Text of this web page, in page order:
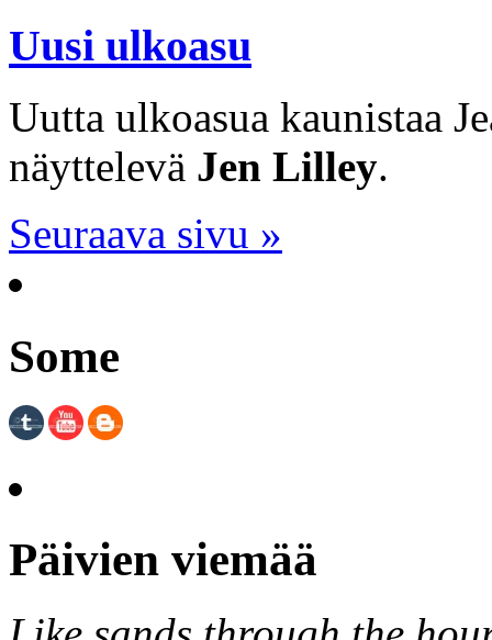
Uusi ulkoasu
Uutta ulkoasua kaunistaa
näyttelevä Jen Lilley.
Seuraava sivu »
Some
Päivien viemää